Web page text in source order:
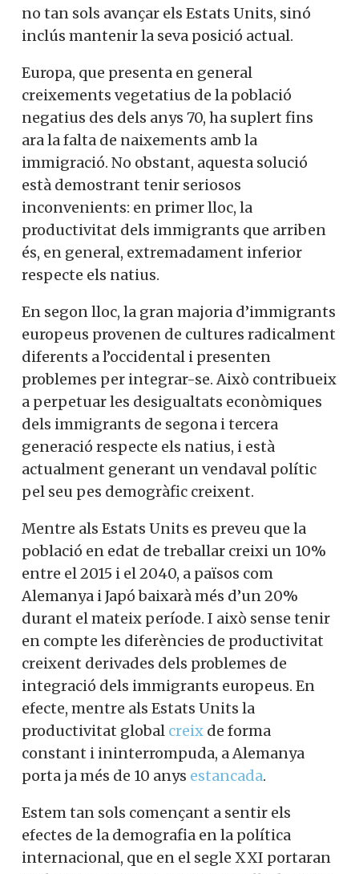
no tan sols avançar els Estats Units, sinó
inclús mantenir la seva posició actual.
Europa, que presenta en general
creixements vegetatius de la població
negatius des dels anys 70, ha suplert fins
ara la falta de naixements amb la
immigració. No obstant, aquesta solució
està demostrant tenir seriosos
inconvenients: en primer lloc, la
productivitat dels immigrants que arriben
és, en general, extremadament inferior
respecte els natius.
En segon lloc, la gran majoria d’immigrants
europeus provenen de cultures radicalment
diferents a l’occidental i presenten
problemes per integrar-se. Això contribueix
a perpetuar les desigualtats econòmiques
dels immigrants de segona i tercera
generació respecte els natius, i està
actualment generant un vendaval polític
pel seu pes demogràfic creixent.
Mentre als Estats Units es preveu que la
població en edat de treballar creixi un 10%
entre el 2015 i el 2040, a països com
Alemanya i Japó baixarà més d’un 20%
durant el mateix període. I això sense tenir
en compte les diferències de productivitat
creixent derivades dels problemes de
integració dels immigrants europeus. En
efecte, mentre als Estats Units la
productivitat global creix de forma
constant i ininterrompuda, a Alemanya
porta ja més de 10 anys estancada.
Estem tan sols començant a sentir els
efectes de la demografia en la política
internacional, que en el segle XXI portaran